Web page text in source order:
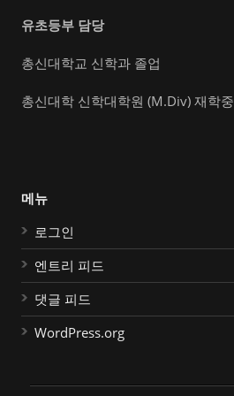
유초등부 담당
총신대학교 신학과 졸업
총신대학 신학대학원 (M.Div) 재학중
메뉴
로그인
엔트리 피드
댓글 피드
WordPress.org